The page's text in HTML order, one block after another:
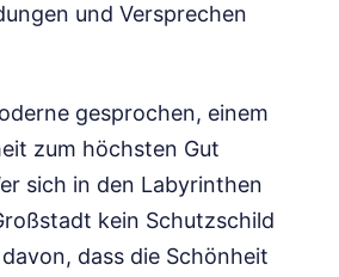
und Versprechen
gesprochen, einem
zum höchsten Gut
sich in den Labyrinthen
kein Schutzschild
dass die Schönheit